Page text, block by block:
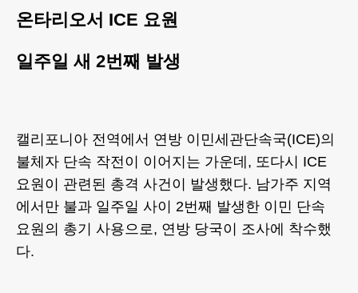
온타리오서 ICE 요원
일주일 새 2번째 발생
캘리포니아 전역에서 연방 이민세관단속국(ICE)의
불체자 단속 작전이 이어지는 가운데, 또다시 ICE
요원이 관련된 총격 사건이 발생했다. 남가주 지역
에서만 불과 일주일 사이 2번째 발생한 이민 단속
요원의 총기 사용으로, 연방 당국이 조사에 착수했
다.